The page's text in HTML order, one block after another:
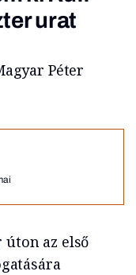
urat
Péter
úton az első